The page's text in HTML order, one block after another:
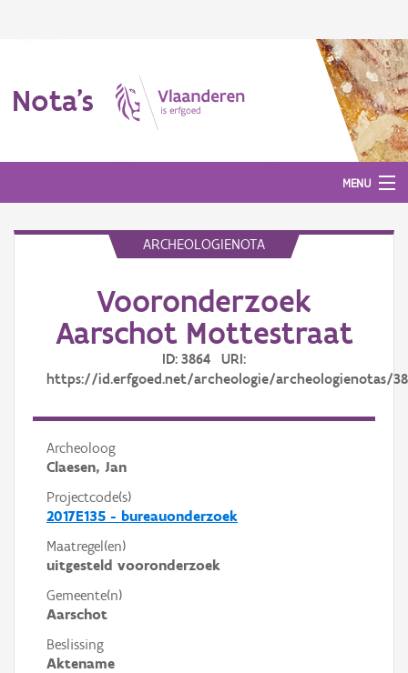
Nota's
MENU
ARCHEOLOGIENOTA
Vooronderzoek
Aarschot Mottestraat
ID: 3864 URI:
https://id.erfgoed.net/archeologie/archeologienotas/
Archeoloog
Claesen, Jan
Projectcode(s)
2017E135 - bureauonderzoek
Maatregel(en)
uitgesteld vooronderzoek
Gemeente(n)
Aarschot
Beslissing
Aktename